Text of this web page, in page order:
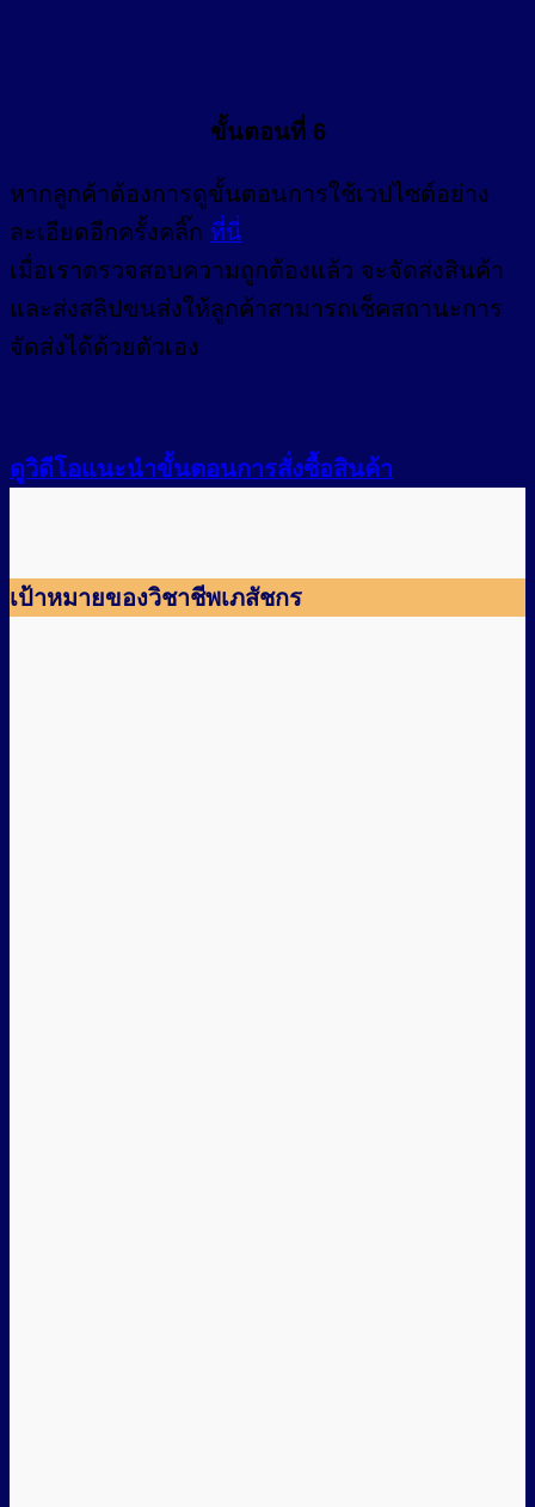
ขั้นตอนที่ 6
หากลูกค้าต้องการดูขั้นตอนการใช้เวปไซต์อย่าง
ละเอียดอีกครั้งคลิ๊ก ที่นี่
เมื่อเราตรวจสอบความถูกต้องแล้ว จะจัดส่งสินค้า
และส่งสลิปขนส่งให้ลูกค้าสามารถเช็คสถานะการ
จัดส่งได้ด้วยตัวเอง
ดูวิดีโอแนะนำขั้นตอนการสั่งซื้อสินค้า
เป้าหมายของวิชาชีพเภสัชกร